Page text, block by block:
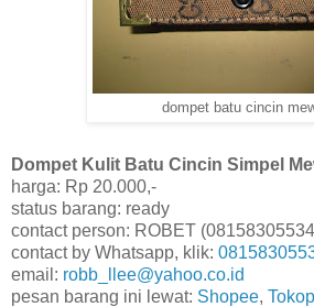
dompet batu cincin
Dompet Kulit Batu Cincin Simpel
harga: Rp 20.000,-
status barang: ready
contact person: ROBET
contact by Whatsapp, klik:
email: robb_llee@yahoo.co.id
pesan barang ini lewat: Shopee,